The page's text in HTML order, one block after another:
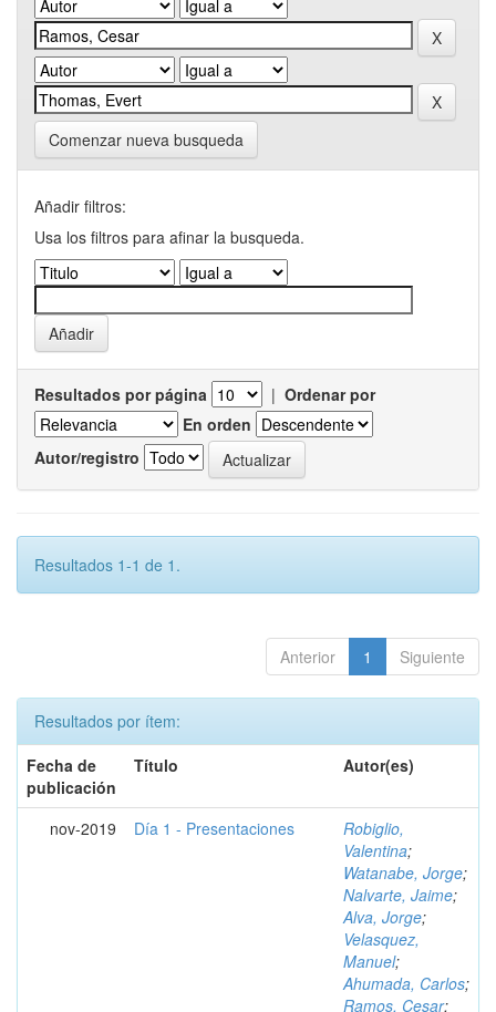
Comenzar nueva busqueda
Añadir filtros:
Usa los filtros para afinar la busqueda.
Resultados por página | Ordenar por
En orden
Autor/registro
Resultados 1-1 de 1.
Anterior 1 Siguiente
Resultados por ítem:
Fecha de
publicación
Título Autor(es)
nov-2019 Día 1 - Presentaciones
Robiglio,
Valentina;
Watanabe, Jorge;
Nalvarte, Jaime;
Alva, Jorge;
Velasquez,
Manuel;
Ahumada, Carlos;
Ramos, Cesar;